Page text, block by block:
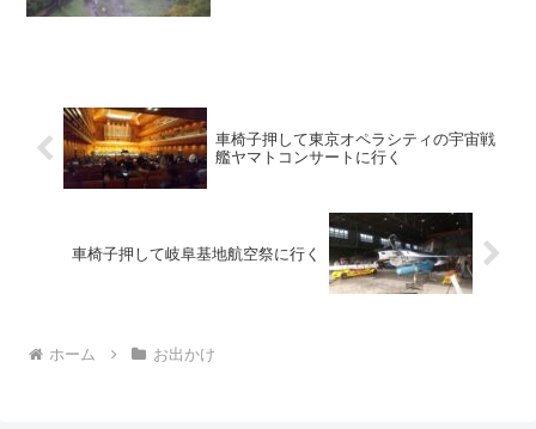
車椅子押して東京オペラシティの宇宙戦
艦ヤマトコンサートに行く
車椅子押して岐阜基地航空祭に行く
ホーム お出かけ